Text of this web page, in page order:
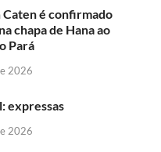
Caten é confirmado
chapa de Hana ao
Pará
2026
expressas
2026